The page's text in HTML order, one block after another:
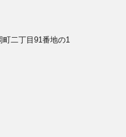
町二丁目91番地の1